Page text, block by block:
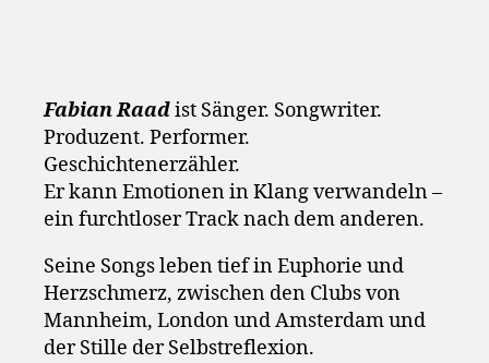
Fabian Raadist Sänger. Songwriter.
Produzent. Performer.
Geschichtenerzähler.
Er kann Emotionen in Klang verwandeln –
ein furchtloser Track nach dem anderen.
Seine Songs leben tief in Euphorie und
Herzschmerz, zwischen den Clubs von
Mannheim, London und Amsterdam und
der Stille der Selbstreflexion.